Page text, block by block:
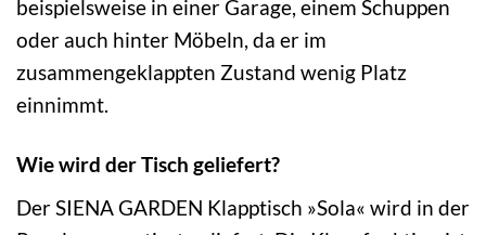
beispielsweise in einer Garage, einem Schuppen
oder auch hinter Möbeln, da er im
zusammengeklappten Zustand wenig Platz
einnimmt.
Wie wird der Tisch geliefert?
Der SIENA GARDEN Klapptisch »Sola« wird in der